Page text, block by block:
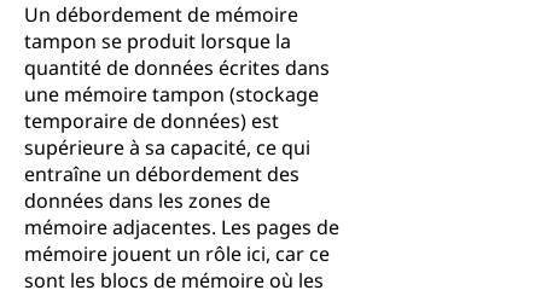
Un débordement de mémoire
tampon se produit lorsque la
quantité de données écrites dans
une mémoire tampon (stockage
temporaire de données) est
supérieure à sa capacité, ce qui
entraîne un débordement des
données dans les zones de
mémoire adjacentes. Les pages de
mémoire jouent un rôle ici, car ce
sont les blocs de mémoire où les